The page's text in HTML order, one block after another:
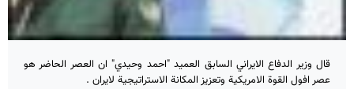
قال وزير الدفاع الايراني السابق العميد "احمد وحيدي" ان العصر الحاضر هو
عصر افول القوة الامريكية وتعزيز المكانة الاستراتيجية لايران .